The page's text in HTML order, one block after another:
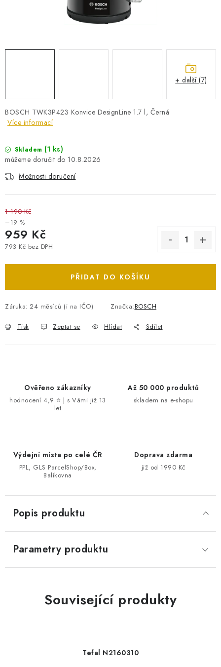
BOSCH TWK3P423 Konvice DesignLine 1.7 l, Černá
Více informací
Skladem (1 ks)
10.8.2026
Možnosti doručení
1 190 Kč
–19 %
959 Kč
793 Kč bez DPH
PŘIDAT DO KOŠÍKU
Záruka: 24 měsíců (i na IČO) Značka:BOSCH
Tisk Zeptat se Hlídat Sdílet
+ další (7)
Ověřeno zákazníky
hodnocení 4,9 ⭐ | s Vámi již 13
let
Až 50 000 produktů
skladem na e-shopu
Výdejní místa po celé ČR
PPL, GLS ParcelShop/Box,
Balíkovna
Doprava zdarma
již od 1990 Kč
Popis produktu
Parametry produktu
Související produkty
Tefal N2160310